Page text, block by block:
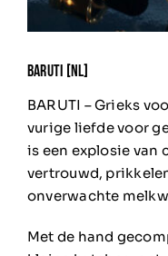
BARUTI [nl]
BARUTI – Grieks
vurige liefde voor
is een explosie van
vertrouwd,
onverwachte
Met de hand